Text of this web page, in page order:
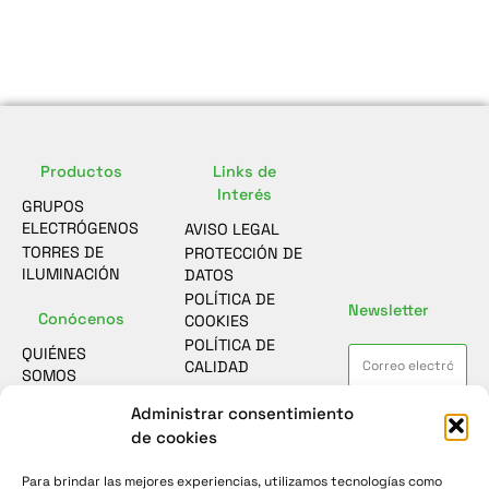
Administrar consentimiento
de cookies
Para brindar las mejores experiencias, utilizamos tecnologías como
Productos
GRUPOS
ELECTRÓGENOS
TORRES DE
ILUMINACIÓN
Conócenos
QUIÉNES
SOMOS
SOSTENIBILIDAD
Links de
Interés
AVISO LEGAL
PROTECCIÓN DE
DATOS
POLÍTICA DE
COOKIES
POLÍTICA DE
CALIDAD
Contacto
FORMULARIO
Newsletter
Enviar